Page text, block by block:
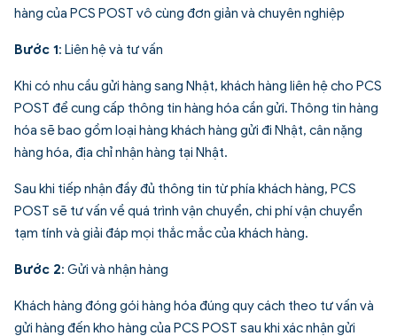
hàng của PCS POST vô cùng đơn giản và chuyên nghiệp
Bước 1: Liên hệ và tư vấn
Khi có nhu cầu gửi hàng sang Nhật, khách hàng liên hệ cho PCS
POST để cung cấp thông tin hàng hóa cần gửi. Thông tin hàng
hóa sẽ bao gồm loại hàng khách hàng gửi đi Nhật, cân nặng
hàng hóa, địa chỉ nhận hàng tại Nhật.
Sau khi tiếp nhận đầy đủ thông tin từ phía khách hàng, PCS
POST sẽ tư vấn về quá trình vận chuyển, chi phí vận chuyển
tạm tính và giải đáp mọi thắc mắc của khách hàng.
Bước 2: Gửi và nhận hàng
Khách hàng đóng gói hàng hóa đúng quy cách theo tư vấn và
gửi hàng đến kho hàng của PCS POST sau khi xác nhận gửi